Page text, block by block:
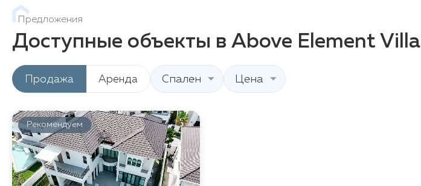
Предложения
Доступные объекты в Above Element Villa
Продажа Аренда Спален Цена
Рекомендуем